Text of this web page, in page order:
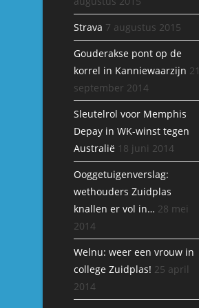
Strava 7 augustus 2015
Gouderakse pont op de
korrel in Kanniewaarzijn 21
september 2014
Sleutelrol voor Memphis
Depay in WK-winst tegen
Australië 18 juni 2014
Ooggetuigenverslag:
wethouders Zuidplas
knallen er vol in… 28 mei
2014
Welnu: weer een vrouw in
college Zuidplas! 25 april
2014